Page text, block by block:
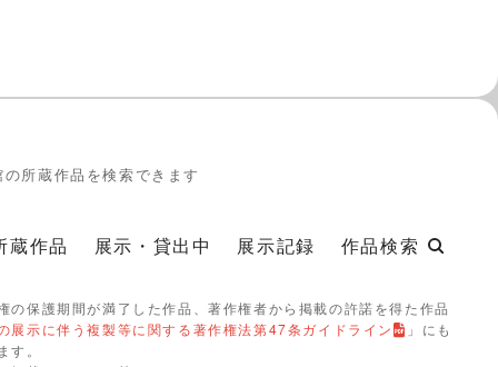
所蔵作品を検索できます
蔵作品 展示・貸出中 展示記録 作品検索
保護期間が満了した作品、著作権者から掲載の許諾を得た作品
展示に伴う複製等に関する著作権法第47条ガイドライン
」にも
。